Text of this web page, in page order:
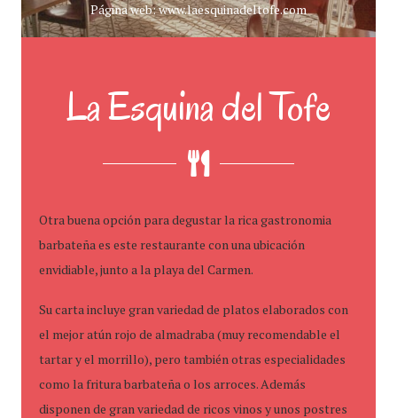
Página web: www.laesquinadeltofe.com
La Esquina del Tofe
Otra buena opción para degustar la rica gastronomia
barbateña es este restaurante con una ubicación
envidiable, junto a la playa del Carmen.
Su carta incluye gran variedad de platos elaborados con
el mejor atún rojo de almadraba (muy recomendable el
tartar y el morrillo), pero también otras especialidades
como la fritura barbateña o los arroces. Además
disponen de gran variedad de ricos vinos y unos postres